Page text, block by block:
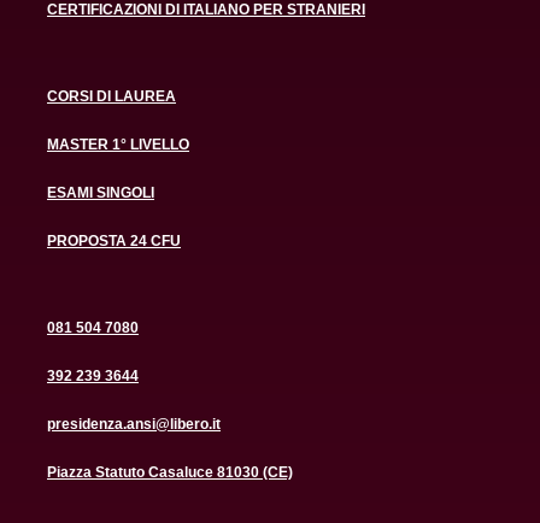
CERTIFICAZIONI DI ITALIANO PER STRANIERI
CORSI DI LAUREA
MASTER 1° LIVELLO
ESAMI SINGOLI
PROPOSTA 24 CFU
081 504 7080
392 239 3644
presidenza.ansi@libero.it
Piazza Statuto Casaluce 81030 (CE)